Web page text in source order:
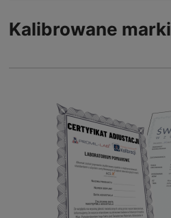
Kalibrowane marki